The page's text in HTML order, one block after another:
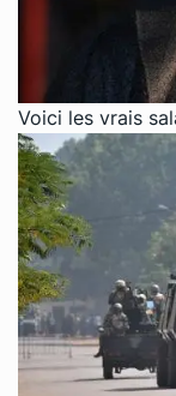
Voici les vrais